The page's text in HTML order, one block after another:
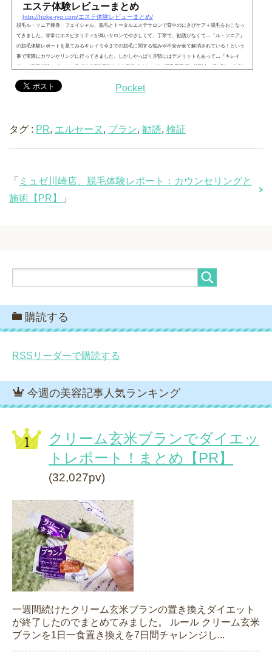
エステ体験レビューまとめ
http://hoke-ryo.com/エステ体験レビューまとめ/
脱毛ル・ソニア痩身、フェイシャル、脱毛とトータルエステサロンで背中のにきびケア＋脱毛をおこなっ
てきました。非常にホスピタリティが高いサロンでやさしくて、丁寧で、勧誘がなくて…『ル・ソニア』
の脱毛体験レポートを見てみるキレイモ今までの脱毛に関する悩みや不安が全て解消されている！という
事で実際にカウンセリングに行ってきました。しかしやっぱり月額にはデメリットもあって…『キレイ
モ』の脱毛体験レポートを見てみるRINRINあまり有名ではないが、脱毛最安値に挑戦中のRinRin。本当に
Pocket
タグ : PR, エルセーヌ , プラン, 勧誘, 検証
「 ミュゼ川崎店、脱毛体験レポート：カウンセリングと
施術【PR】
」
購読する
RSSリーダーで購読する
今週の美容記事人気ランキング
クリーム玄米ブランでダイエッ
トレポート！まとめ【PR】
(32,027pv)
一週間続けたクリーム玄米ブランの置き換えダイエット
が終了したのでまとめてみました。 ルール クリーム玄米
ブランを1日一食置き換えを7日間チャレンジし...